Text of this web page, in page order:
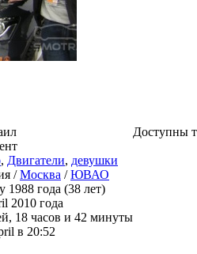
, Двигатели, девушки
/Москва /ЮВАО
1988 года (38 лет)
2010 года
18 часов и 42 минуты
в 20:52
Доступны